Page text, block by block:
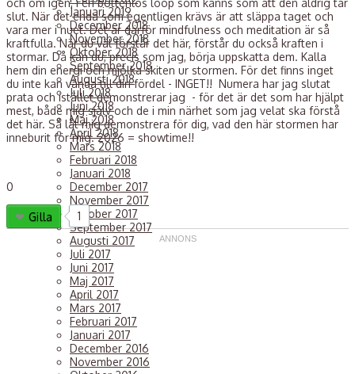
Januari 2019
December 2018
November 2018
Oktober 2018
September 2018
Augusti 2018
Juli 2018
Juni 2018
Maj 2018
April 2018
Mars 2018
Februari 2018
Januari 2018
December 2017
November 2017
Oktober 2017
September 2017
Augusti 2017
Juli 2017
Juni 2017
Maj 2017
April 2017
Mars 2017
Februari 2017
Januari 2017
December 2016
November 2016
och om igen, i en bottenlös loop som känns som att den aldrig tar
slut. När det enda som egentligen krävs är att släppa taget och
vara mer i nuet. Det är därför mindfulness och meditation är så
kraftfulla. När du väl förstår det här, förstår du också kraften i
stormar. Då kan du, precis som jag, börja uppskatta dem. Kalla
hem din energi och mjölka skiten ur stormen. För det finns inget
du inte kan vända till din fördel - INGET!! Numera har jag slutat
prata och istället demonstrerar jag - för det är det som har hjälpt
mest, både mig själv och de i min närhet som jag velat ska förstå
det här. Så låt mig demonstrera för dig, vad den här stormen har
inneburit för mig. 2026 = showtime!!
0
1
Gilla